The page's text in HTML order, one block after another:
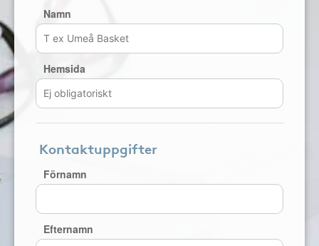
Namn
Hemsida
Kontaktuppgifter
Förnamn
Efternamn